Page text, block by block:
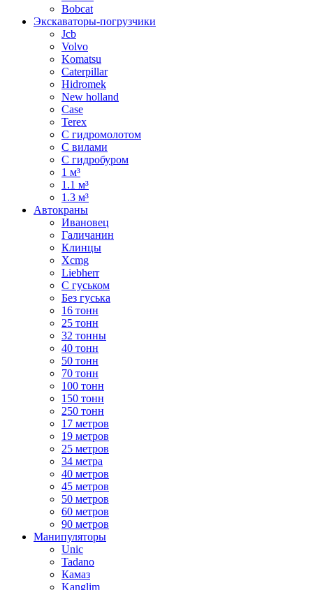
Bobcat
Экскаваторы-погрузчики
Jcb
Volvo
Komatsu
Caterpillar
Hidromek
New holland
Case
Terex
С гидромолотом
С вилами
С гидробуром
1 м³
1.1 м³
1.3 м³
Автокраны
Ивановец
Галичанин
Клинцы
Xcmg
Liebherr
С гуськом
Без гуська
16 тонн
25 тонн
32 тонны
40 тонн
50 тонн
70 тонн
100 тонн
150 тонн
250 тонн
17 метров
19 метров
25 метров
34 метра
40 метров
45 метров
50 метров
60 метров
90 метров
Манипуляторы
Unic
Tadano
Камаз
Kanglim